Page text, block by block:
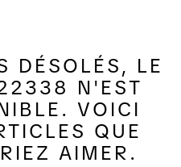
DÉSOLÉS, LE
N'EST
VOICI
QUE
AIMER.